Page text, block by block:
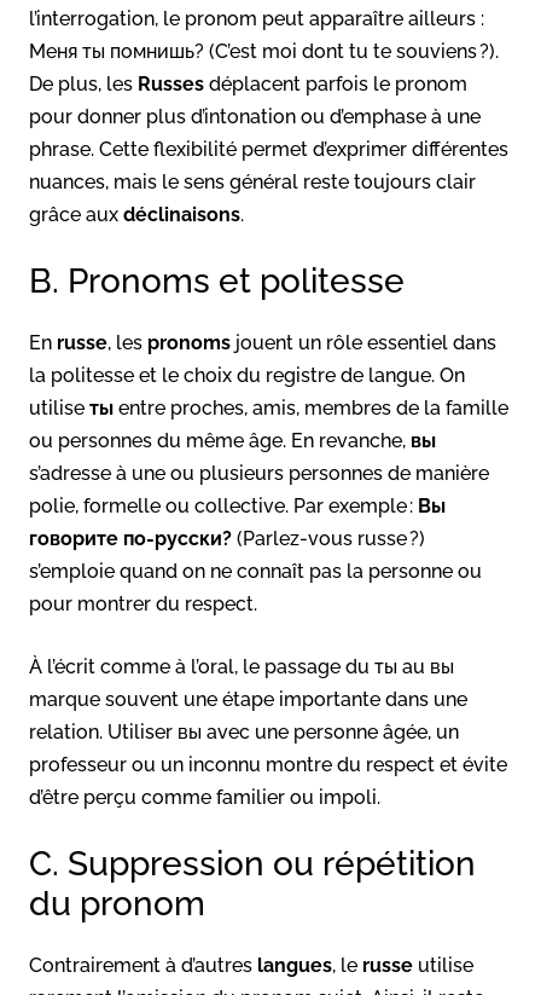
l’interrogation, le pronom peut apparaître ailleurs :
Меня ты помнишь? (C’est moi dont tu te souviens ?).
De plus, les Russes déplacent parfois le pronom
pour donner plus d’intonation ou d’emphase à une
phrase. Cette flexibilité permet d’exprimer différentes
nuances, mais le sens général reste toujours clair
grâce aux déclinaisons.
B. Pronoms et politesse
En russe, les pronoms jouent un rôle essentiel dans
la politesse et le choix du registre de langue. On
utilise ты entre proches, amis, membres de la famille
ou personnes du même âge. En revanche, вы
s’adresse à une ou plusieurs personnes de manière
polie, formelle ou collective. Par exemple : Вы
говорите по-русски? (Parlez-vous russe ?)
s’emploie quand on ne connaît pas la personne ou
pour montrer du respect.
À l’écrit comme à l’oral, le passage du ты au вы
marque souvent une étape importante dans une
relation. Utiliser вы avec une personne âgée, un
professeur ou un inconnu montre du respect et évite
d’être perçu comme familier ou impoli.
C. Suppression ou répétition
du pronom
Contrairement à d’autres langues, le russe utilise